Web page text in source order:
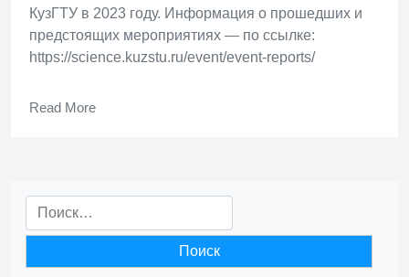
КузГТУ в 2023 году. Информация о прошедших и
предстоящих мероприятиях — по ссылке:
https://science.kuzstu.ru/event/event-reports/
Read More
Найти: